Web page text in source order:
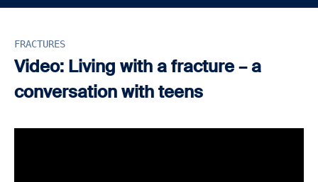
FRACTURES
Video: Living with a fracture – a
conversation with teens